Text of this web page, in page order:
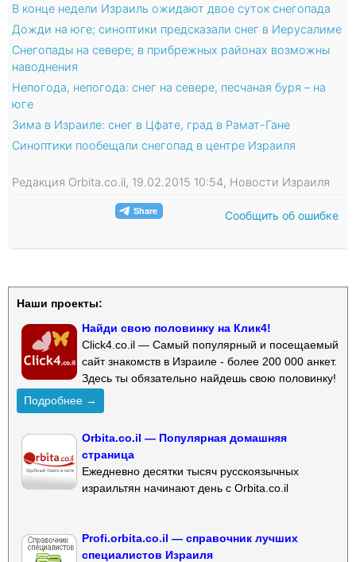
В конце недели Израиль ожидают двое суток снегопада
Дожди на юге; синоптики предсказали снег в Иерусалиме
Снегопады на севере; в прибрежных районах возможны
наводнения
Непогода, непогода: снег на севере, песчаная буря – на
юге
Зима в Израиле: снег в Цфате, град в Рамат-Гане
Синоптики пообещали снегопад в центре Израиля
Редакция Orbita.co.il, 19.02.2015 10:54, Новости Израиля
Сообщить об ошибке
Наши проекты:
Найди свою половинку на Клик4!
Click4.co.il — Самый популярный и посещаемый
сайт знакомств в Израиле - более 200 000 анкет.
Здесь ты обязательно найдешь свою половинку!
Подробнее →
Orbita.co.il — Популярная домашняя
страница
Ежедневно десятки тысяч русскоязычных
израильтян начинают день с Orbita.co.il
Profi.orbita.co.il — справочник лучших
специалистов Израиля